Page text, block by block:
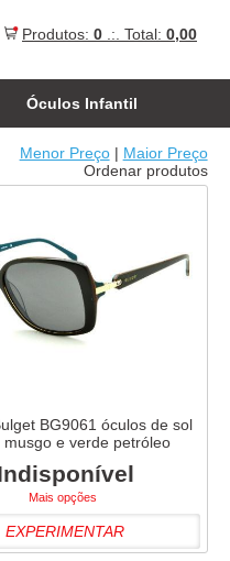
Produtos: 0 .:. Total: 0,00
Óculos Infantil
Menor Preço| Maior Preço
Ordenar produtos
BG9061 óculos de sol
musgo e verde petróleo
Mais opções
EXPERIMENTAR